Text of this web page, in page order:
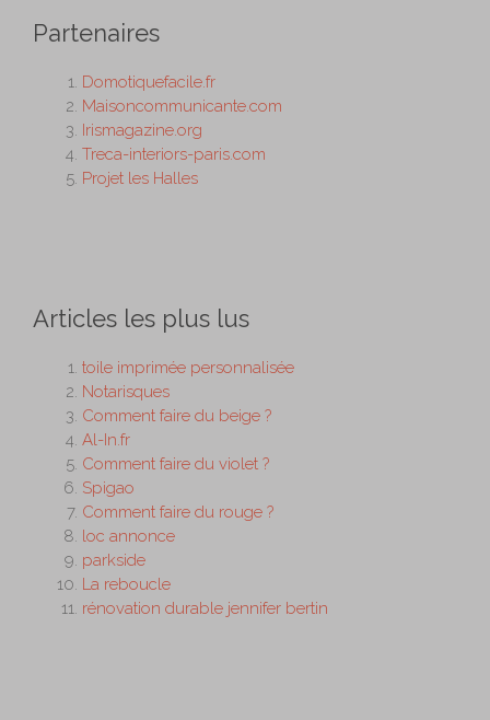
Partenaires
Domotiquefacile.fr
Maisoncommunicante.com
Irismagazine.org
Treca-interiors-paris.com
Projet les Halles
Articles les plus lus
toile imprimée personnalisée
Notarisques
Comment faire du beige ?
Al-In.fr
Comment faire du violet ?
Spigao
Comment faire du rouge ?
loc annonce
parkside
La reboucle
rénovation durable jennifer bertin